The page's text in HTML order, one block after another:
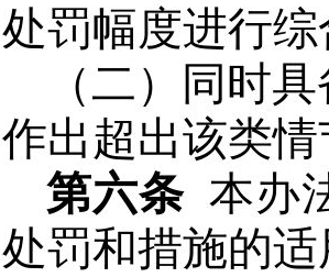
处罚幅度进行
（二）同时
作出超出该类
第六条 本办
处罚和措施的